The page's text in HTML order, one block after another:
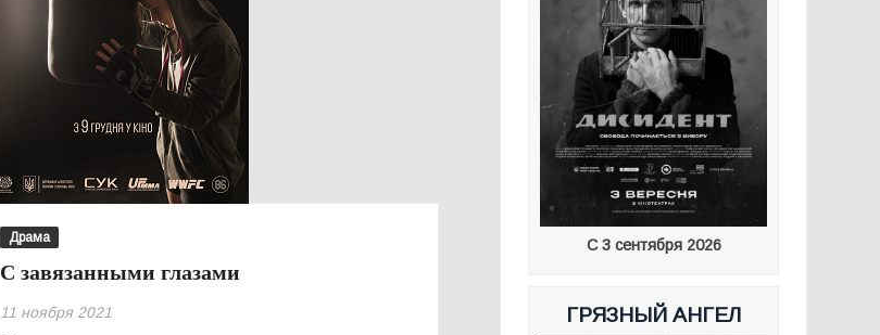
Драма
С завязанными глазами
11 ноября 2021
С 3 сентября 2026
ГРЯЗНЫЙ АНГЕЛ